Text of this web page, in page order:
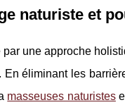
naturiste et
une approche
éliminant les
masseuses naturistes